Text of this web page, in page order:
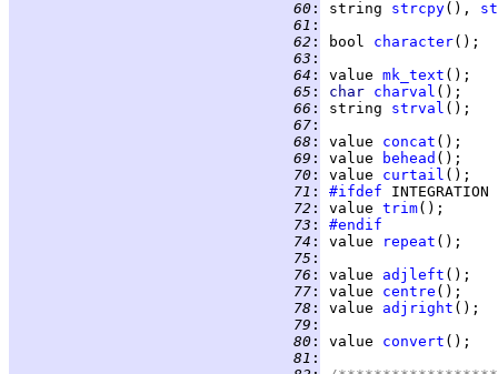
  60
: string strcpy(),
  61
:
  62
: bool character
  63
:
  64
: value mk_text
  65
: char charval
  66
: string strval
  67
:
  68
: value concat
  69
: value behead
  70
: value curtail
  71
: #ifdef
  72
: value trim
  73
:
#endif
  74
: value repeat
  75
:
  76
: value adjleft
  77
: value centre
  78
: value adjright
  79
:
  80
: value convert
  81
: